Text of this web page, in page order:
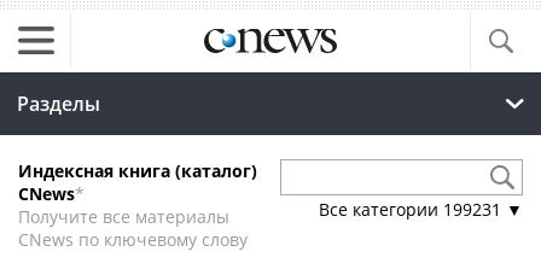
Разделы
Индексная книга (каталог)
CNews*
Получите все материалы
CNews по ключевому слову
Все категории 199231 ▼